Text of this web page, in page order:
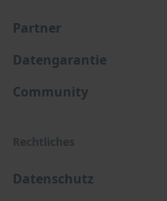
Partner
Datengarantie
Community
Rechtliches
Datenschutz